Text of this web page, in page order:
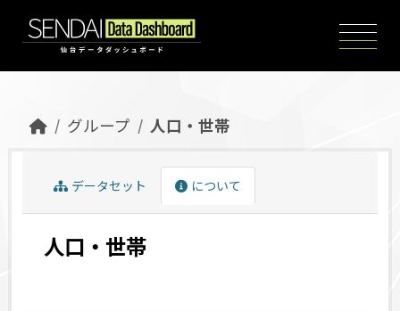
グループ 人口・世帯
データセット について
人口・世帯